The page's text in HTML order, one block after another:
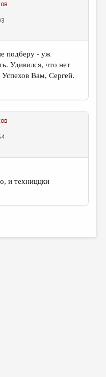
подберу - уж
Удивился, что нет
Вам, Сергей.
и техниццки